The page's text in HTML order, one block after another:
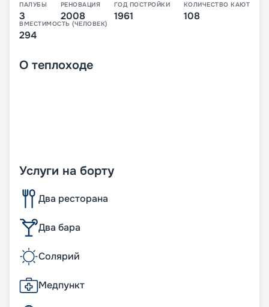
ПАЛУБЫ
3
РЕНОВАЦИЯ
2008
ГОД ПОСТРОЙКИ
1961
КОЛИЧЕСТВО КАЮТ
108
ВМЕСТИМОСТЬ (ЧЕЛОВЕК)
294
О теплоходе
Услуги на борту
Два ресторана
Два бара
Солярий
Медпункт